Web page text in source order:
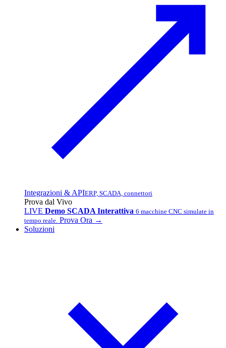
Integrazioni & APIERP, SCADA, connettori
Prova dal Vivo
LIVE Demo SCADA Interattiva 6 macchine CNC simulate in
tempo reale. Prova Ora →
Soluzioni